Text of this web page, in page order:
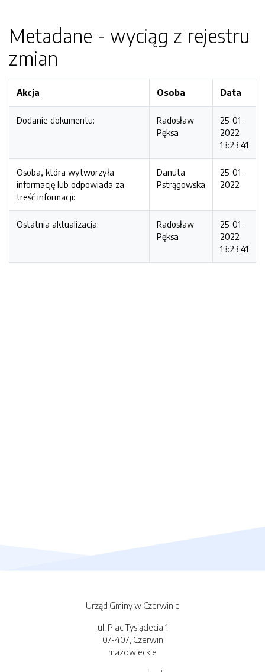
Metadane - wyciąg z rejestru
zmian
Akcja Osoba Data
Dodanie dokumentu:
Radosław
Pęksa
25-01-
2022
13:23:41
Osoba, która wytworzyła
informację lub odpowiada za
treść informacji:
Danuta
Pstrągowska
25-01-
2022
Ostatnia aktualizacja:
Radosław
Pęksa
25-01-
2022
13:23:41
Urząd Gminy w Czerwinie
ul. Plac Tysiąclecia 1
07-407, Czerwin
mazowieckie